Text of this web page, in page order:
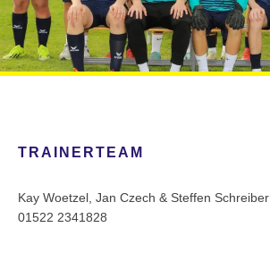
TRAINERTEAM
Kay Woetzel, Jan Czech & Steffen Schreiber
01522 2341828